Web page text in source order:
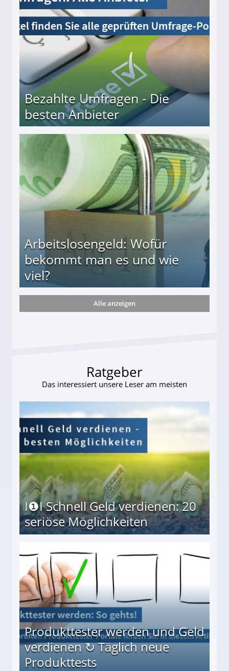
Bezahlte Umfragen - Die
besten Anbieter
Arbeitslosengeld: Wofür
bekommt man es und wie
viel?
und wie viel?
Alle anzeigen
Ratgeber
Das interessiert unsere Leser am meisten
I❶I Schnell Geld verdienen: 20
seriöse Möglichkeiten
Produkttester werden und Geld
verdienen ↻ Täglich neue
Produkttests